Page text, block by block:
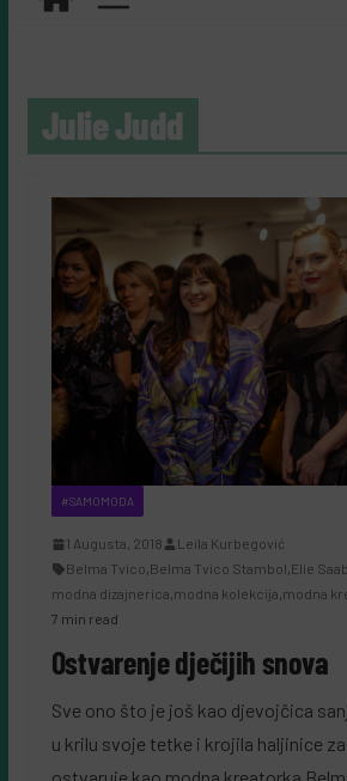
Julie Judd
#SAMOMODA
1 Augusta, 2018
Leila Kurbegović
Belma Tvico,Belma Tvico Stambol,Elie Saab
modna dizajnerica,modna kolekcija,modna
7 min read
Ostvarenje dječijih snova
Sve ono što je još kao djevojčica
u krilu svoje tetke i krojila haljinice